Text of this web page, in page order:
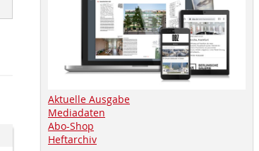
Aktuelle Ausgabe
Mediadaten
Abo-Shop
Heftarchiv